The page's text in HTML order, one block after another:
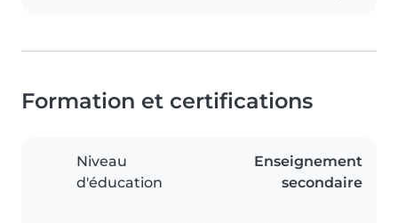
Formation et certifications
Niveau
d'éducation
Enseignement
secondaire